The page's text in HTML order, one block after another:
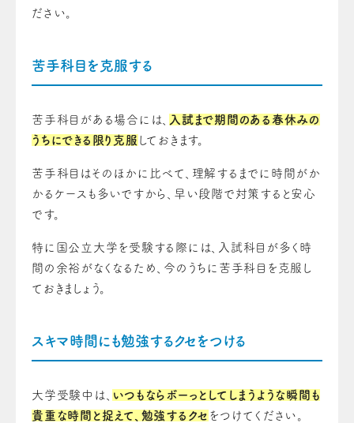
ださい。
苦手科目を克服する
苦手科目がある場合には、
入試まで期間のある春休みの
うちにできる限り克服 しておきます。
苦手科目はそのほかに比べて、理解するまでに時間がか
かるケースも多いですから、早い段階で対策すると安心
です。
特に国公立大学を受験する際には、入試科目が多く時
間の余裕がなくなるため、今のうちに苦手科目を克服し
ておきましょう。
スキマ時間にも勉強するクセをつける
大学受験中は、
いつもならボーっとしてしまうような瞬間も
貴重な時間と捉えて、勉強するクセ をつけてください。